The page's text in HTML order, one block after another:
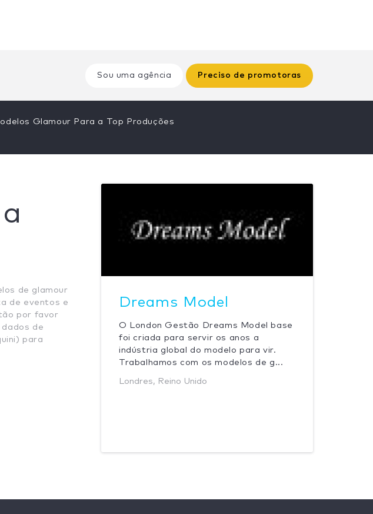
Sou uma agência Preciso de promotoras
Glamour Para a Top Produções
de glamour
de eventos e
por favor
de
para
Dreams Model
O London Gestão Dreams Model base
foi criada para servir os anos a
indústria global do modelo para vir.
Trabalhamos com os modelos de g...
Londres, Reino Unido